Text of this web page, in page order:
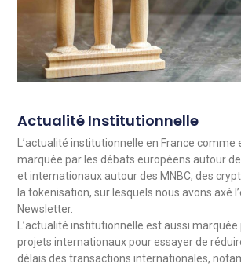
Actualité Institutionnelle
L’actualité institutionnelle en France comme
marquée par les débats européens autour
et internationaux autour des MNBC, des
la tokenisation, sur lesquels nous avons axé
Newsletter.
L’actualité institutionnelle est aussi
projets internationaux pour essayer de
délais des transactions internationales,